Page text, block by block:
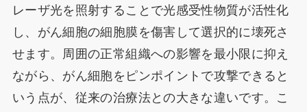
レーザ光を照射することで光感受性物質が活性化
し、がん細胞の細胞膜を傷害して選択的に壊死さ
せます。周囲の正常組織への影響を最小限に抑え
ながら、がん細胞をピンポイントで攻撃できると
いう点が、従来の治療法との大きな違いです。こ